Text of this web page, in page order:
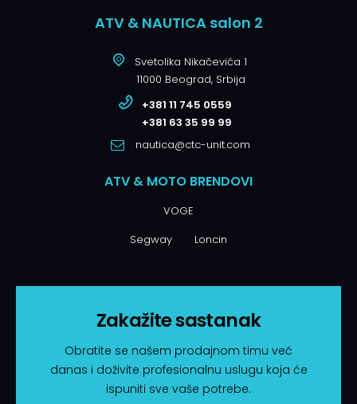
ATV & NAUTICA salon 2
Svetolika Nikačevića 1
11000 Beograd, Srbija
+381 11 745 0559
+381 63 35 99 99
nautica@ctc-unit.com
ATV & MOTO BRENDOVI
VOGE
Segway Loncin
Zakažite sastanak
Obratite se našem prodajnom timu već
danas i doživite profesionalnu uslugu koja će
ispuniti sve vaše potrebe.